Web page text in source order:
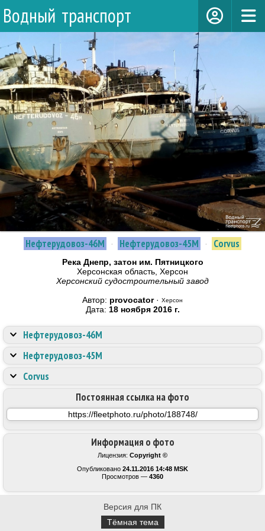
Водный транспорт
Нефтерудовоз-46М · Нефтерудовоз-45М · Corvus
Река Днепр, затон им. Пятницкого
Херсонская область, Херсон
Херсонский судостроительный завод
Автор: provocator· Херсон
Дата: 18 ноября 2016 г.
Информация о фото
Лицензия: Copyright ©
Опубликовано 24.11.2016 14:48 MSK
Просмотров — 4360
Постоянная ссылка на фото
Нефтерудовоз-46М
Нефтерудовоз-45М
Corvus
Версия для ПК
Тёмная тема